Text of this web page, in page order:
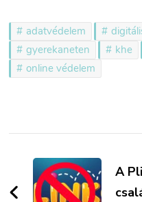
adatvédelem
gyerekaneten
khe
online védelem
navigációjaA